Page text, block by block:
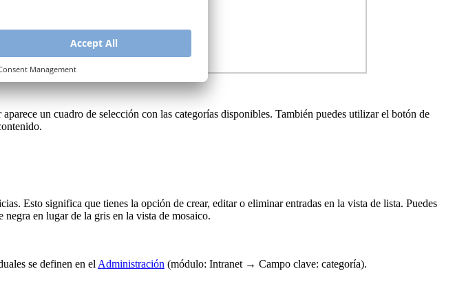
un cuadro de selección con las categorías disponibles. También puedes utilizar el botón de
Esto significa que tienes la opción de crear, editar o eliminar entradas en la vista de lista. Puedes
en lugar de la gris en la vista de mosaico.
se definen en elAdministración (módulo: Intranet → Campo clave: categoría).